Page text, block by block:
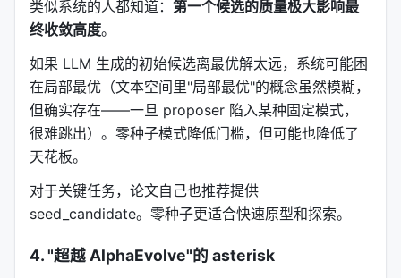
Side Information（ASI，可执行的侧信息）
传统优化（贝叶斯优化、进化算法、强化学习）的核
心问题： 它们只看到一个标量分数。它们知道"这个候
选得了 0.7 分"，但不知道"为什么只得了 0.7"。
就像训练神经网络时只给你损失值，但不给你梯度。
你能慢慢摸索出方向，但效率极低。
ASI 的洞察是： 打分函数应该同时返回诊断信息
栈、编译器输出、性能 profiler 数据、渲染后的图
复"的信息，都应该被喂给优化器。
类似系统的人都知道： 第一个候选的质量极大影响最
终收敛高度。
如果 LLM 生成的初始候选离最优解太远，系统可能困
在局部最优（文本空间里"局部最优"的概念虽然模糊，
但确实存在——一旦 proposer 陷入某种固定模式，
很难跳出）。零种子模式降低门槛，但可能也降低了
天花板。
对于关键任务，论文自己也推荐提供
seed_candidate。零种子更适合快速原型和探索。
4. "超越 AlphaEvolve"的 asterisk